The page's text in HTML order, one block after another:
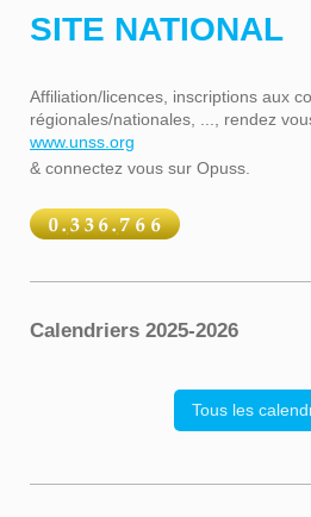
SITE NATIONAL
Affiliation/licences, inscriptions aux
régionales/nationales, ..., rendez
www.unss.org
& connectez vous sur Opuss.
Calendriers 2025-2026
Tous les